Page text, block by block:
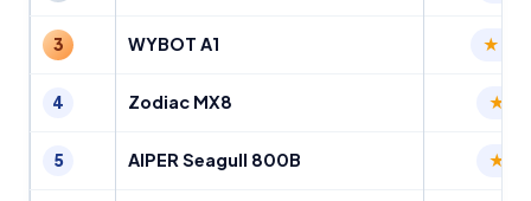
3 WYBOT A1
4 Zodiac MX8
5 AIPER Seagull 800B